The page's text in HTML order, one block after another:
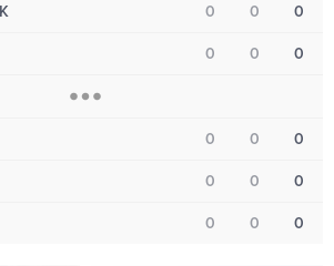
0 0 0
0 0 0
0 0 0
0 0 0
0 0 0